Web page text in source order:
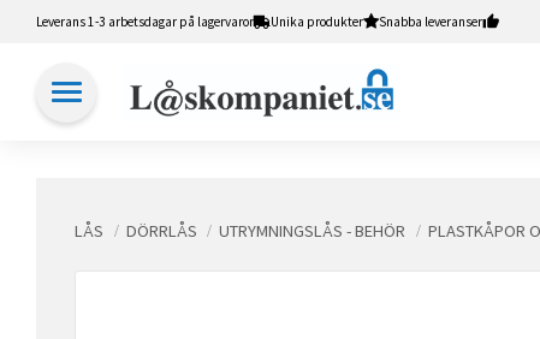
Leverans 1-3 arbetsdagar på lagervaror Unika produkter Snabba leveranser
LÅS DÖRRLÅS UTRYMNINGSLÅS - BEHÖR PLASTKÅPOR